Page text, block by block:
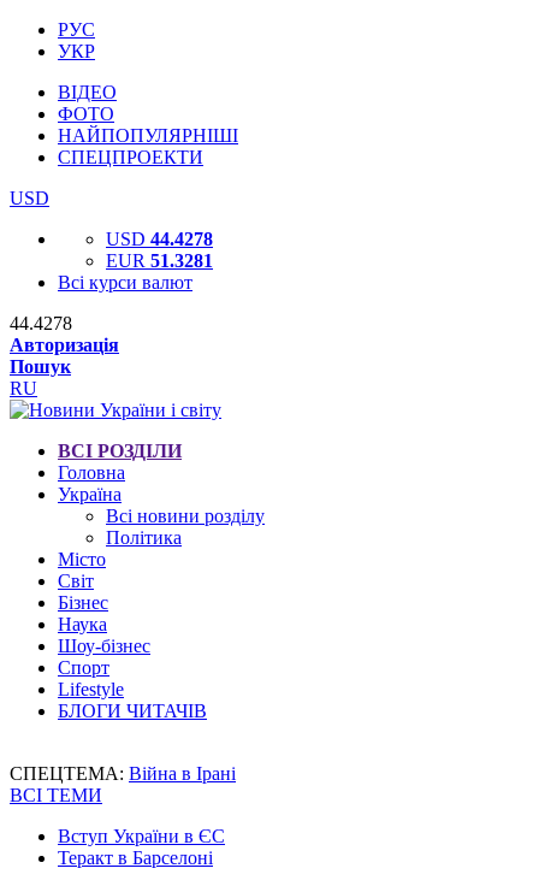
РУС
УКР
ВІДЕО
ФОТО
НАЙПОПУЛЯРНІШІ
СПЕЦПРОЕКТИ
USD
USD 44.4278
EUR 51.3281
Всі курси валют
44.4278
Авторизація
Пошук
RU
ВСІ РОЗДІЛИ
Головна
Україна
Всі новини розділу
Політика
Місто
Світ
Бізнес
Наука
Шоу-бізнес
Спорт
Lifestyle
БЛОГИ ЧИТАЧІВ
СПЕЦТЕМА: Війна в Ірані
ВСІ ТЕМИ
Вступ України в ЄС
Теракт в Барселоні